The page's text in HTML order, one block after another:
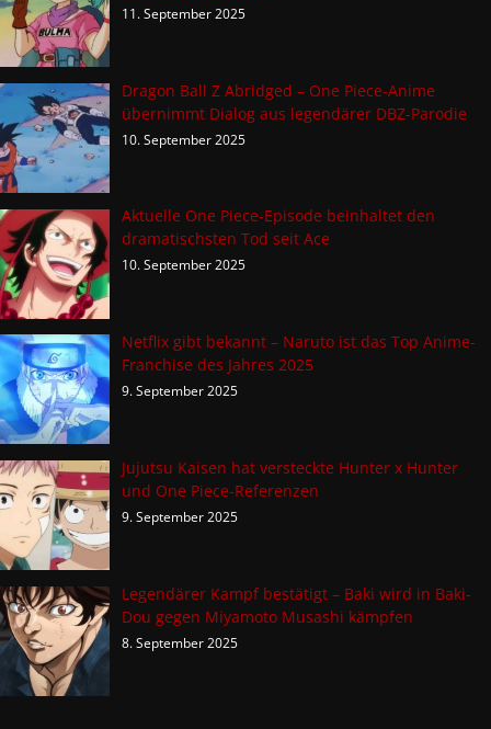
11. September 2025
Dragon Ball Z Abridged – One Piece-Anime
übernimmt Dialog aus legendärer DBZ-Parodie
10. September 2025
Aktuelle One Piece-Episode beinhaltet den
dramatischsten Tod seit Ace
10. September 2025
Netflix gibt bekannt – Naruto ist das Top Anime-
Franchise des Jahres 2025
9. September 2025
Jujutsu Kaisen hat versteckte Hunter x Hunter
und One Piece-Referenzen
9. September 2025
Legendärer Kampf bestätigt – Baki wird in Baki-
Dou gegen Miyamoto Musashi kämpfen
8. September 2025